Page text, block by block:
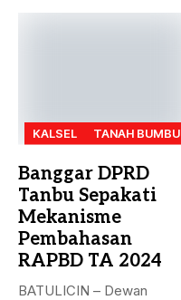
KALSEL TANAH BUMBU
Banggar DPRD
Tanbu Sepakati
Mekanisme
Pembahasan
RAPBD TA 2024
BATULICIN – Dewan